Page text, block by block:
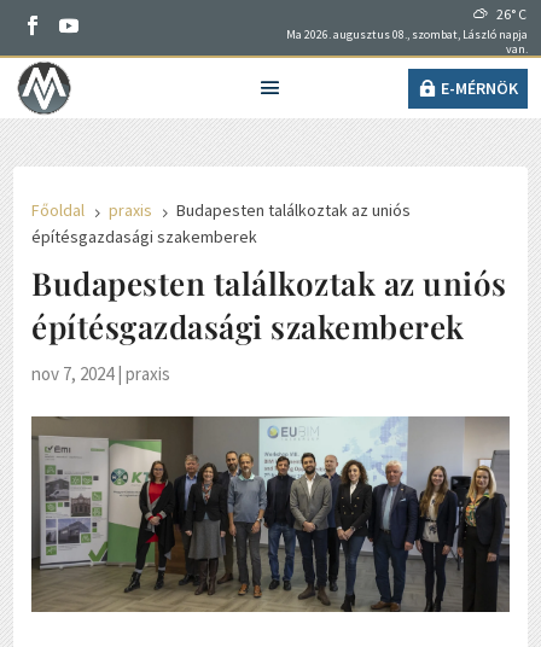
26° C
Ma 2026. augusztus 08., szombat, László napja
van.
E-MÉRNÖK
Főoldal 5 praxis 5 Budapesten találkoztak az uniós
építésgazdasági szakemberek
Budapesten találkoztak az uniós
építésgazdasági szakemberek
nov 7, 2024|praxis